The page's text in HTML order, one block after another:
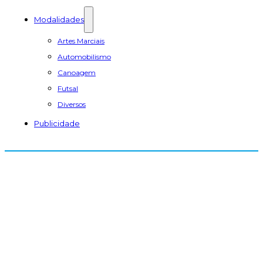
Modalidades
Artes Marciais
Automobilismo
Canoagem
Futsal
Diversos
Publicidade